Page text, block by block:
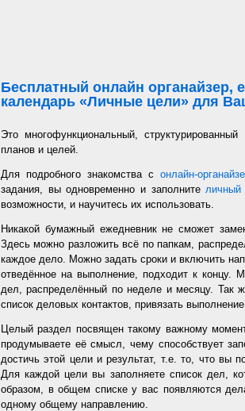
Бесплатный онлайн органайзер,
календарь «Личные цели» для
Это многофункциональный,
планов и целей.
Для подробного знакомства с онлайн-
задания, вы одновременно и заполнителичный
возможности, и научитесь их использовать.
Никакой бумажный ежедневник не сможет
Здесь можно разложить всё по папкам,
каждое дело. Можно задать сроки и включить
отведённое на выполнение, подходит к концу.
дел, распределённый по неделе и месяцу. Так
список деловых контактов, привязать
Целый раздел посвящен такому важному
продумываете её смысл, чему способствует
достичь этой цели и результат, т.е. то, что вы
Для каждой цели вы заполняете список дел,
образом, в общем списке у вас появляются
одному общему направлению.